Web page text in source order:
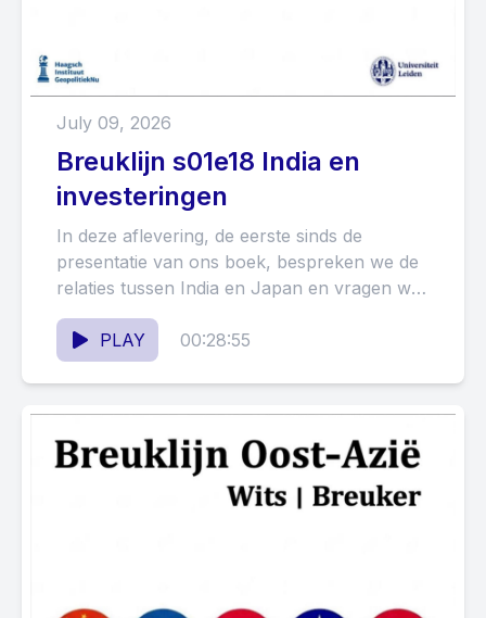
July 09, 2026
Breuklijn s01e18 India en
investeringen
In deze aflevering, de eerste sinds de
presentatie van ons boek, bespreken we de
relaties tussen India en Japan en vragen we
ons af...
PLAY
00:28:55